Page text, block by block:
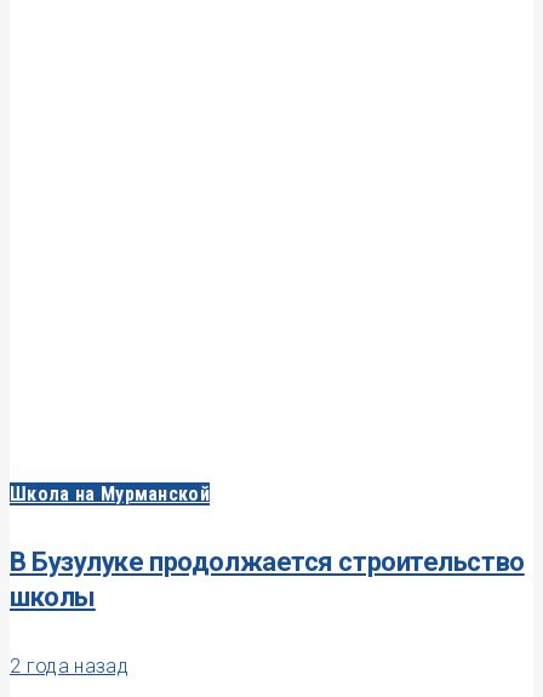
Школа на Мурманской
В Бузулуке продолжается строительство
школы
2 года назад